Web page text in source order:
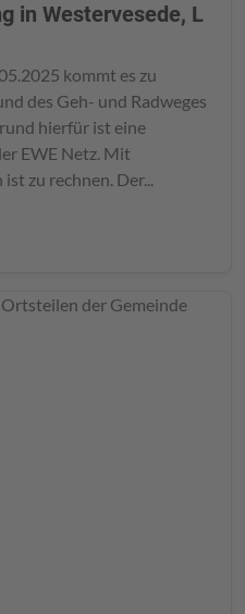
in Westervesede, L
kommt es zu
des Geh- und Radweges
hierfür ist eine
EWE Netz. Mit
zu rechnen. Der...